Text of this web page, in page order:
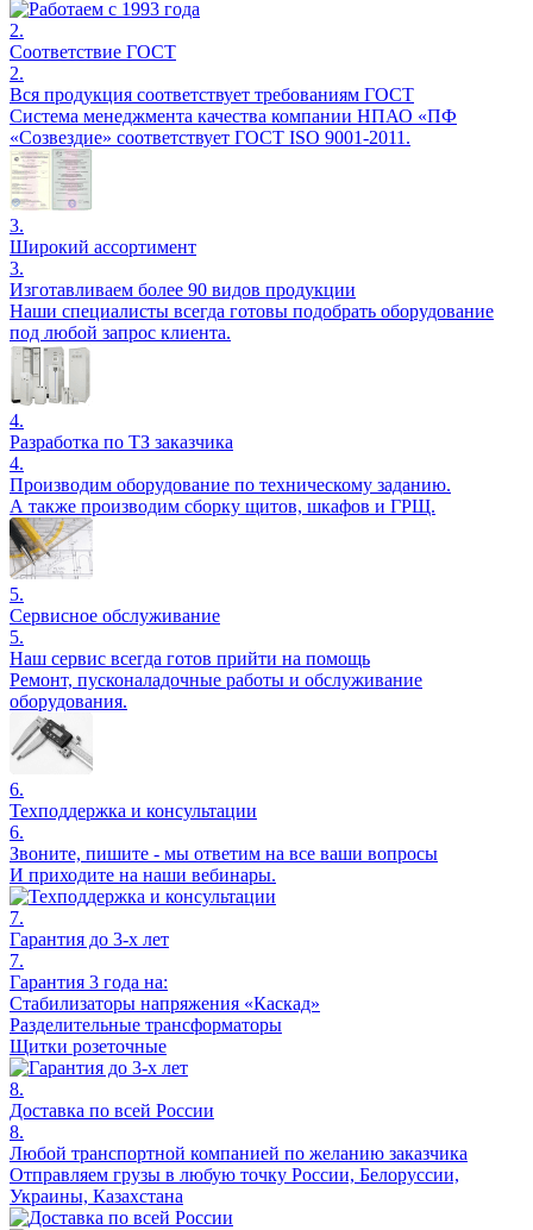
2.
Соответствие ГОСТ
2.
Вся продукция соответствует требованиям ГОСТ
Система менеджмента качества компании НПАО «ПФ
«Созвездие» соответствует ГОСТ ISO 9001-2011.
3.
Широкий ассортимент
3.
Изготавливаем более 90 видов продукции
Наши специалисты всегда готовы подобрать оборудование
под любой запрос клиента.
4.
Разработка по ТЗ заказчика
4.
Производим оборудование по техническому заданию.
А также производим сборку щитов, шкафов и ГРЩ.
5.
Сервисное обслуживание
5.
Наш сервис всегда готов прийти на помощь
Ремонт, пусконаладочные работы и обслуживание
оборудования.
6.
Техподдержка и консультации
6.
Звоните, пишите - мы ответим на все ваши вопросы
И приходите на наши вебинары.
7.
Гарантия до 3-х лет
7.
Гарантия 3 года на:
Стабилизаторы напряжения «Каскад»
Разделительные трансформаторы
Щитки розеточные
8.
Доставка по всей России
8.
Любой транспортной компанией по желанию заказчика
Отправляем грузы в любую точку России, Белоруссии,
Украины, Казахстана